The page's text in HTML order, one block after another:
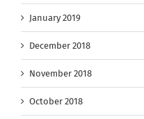
January 2019
December 2018
November 2018
October 2018